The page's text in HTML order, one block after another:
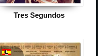
Tres Segundos